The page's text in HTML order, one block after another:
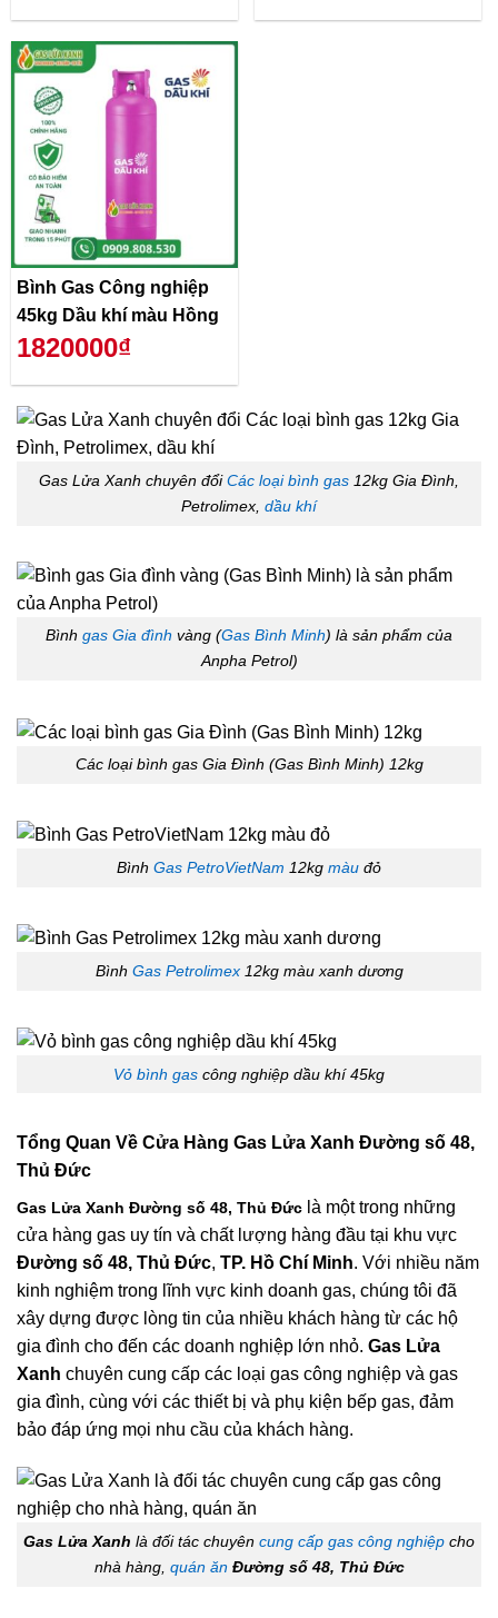
Bình Gas Công nghiệp
45kg Dầu khí màu Hồng
1820000₫
Gas Lửa Xanh chuyên đổiCác loại bình gas 12kg Gia Đình,
Petrolimex, dầu khí
Bình gas Gia đình vàng (Gas Bình Minh) là sản phẩm của
Anpha Petrol)
Các loại bình gas Gia Đình (Gas Bình Minh) 12kg
Bình Gas PetroVietNam 12kg màu đỏ
Bình Gas Petrolimex12kg màu xanh dương
Vỏ bình gas công nghiệp dầu khí 45kg
Tổng Quan Về Cửa Hàng Gas Lửa Xanh Đường số 48,
Thủ Đức
Gas Lửa Xanh Đường số 48, Thủ Đức là một trong những
cửa hàng gas uy tín và chất lượng hàng đầu tại khu vực
Đường số 48, Thủ Đức, TP. Hồ Chí Minh. Với nhiều năm
kinh nghiệm trong lĩnh vực kinh doanh gas, chúng tôi đã
xây dựng được lòng tin của nhiều khách hàng từ các hộ
gia đình cho đến các doanh nghiệp lớn nhỏ. Gas Lửa
Xanh chuyên cung cấp các loại gas công nghiệp và gas
gia đình, cùng với các thiết bị và phụ kiện bếp gas, đảm
bảo đáp ứng mọi nhu cầu của khách hàng.
Gas Lửa Xanh là đối tác chuyên cung cấp gas công nghiệp cho
nhà hàng, quán ăn Đường số 48, Thủ Đức